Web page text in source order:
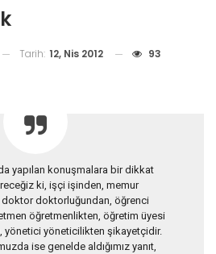
Tarih: 12, Nis 2012 93
yapılan konuşmalara bir dikkat
ki, işçi işinden, memur
doktor doktorluğundan, öğrenci
öğretmenlikten, öğretim üyesi
yönetici yöneticilikten şikayetçidir.
ise genelde aldığımız yanıt,